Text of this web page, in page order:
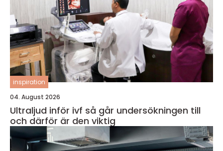
inspiration
04. August 2026
Ultraljud inför ivf så går undersökningen till
och därför är den viktig